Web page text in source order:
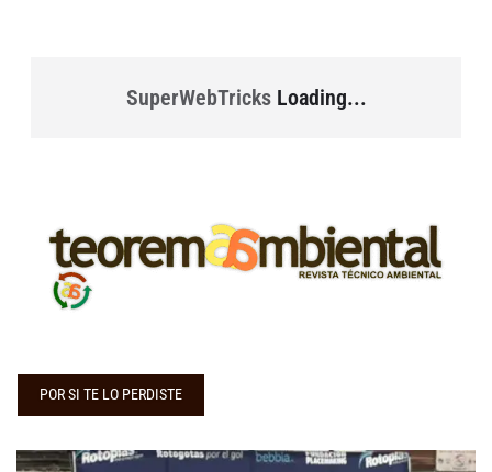
SuperWebTricksLoading...
POR SI TE LO PERDISTE